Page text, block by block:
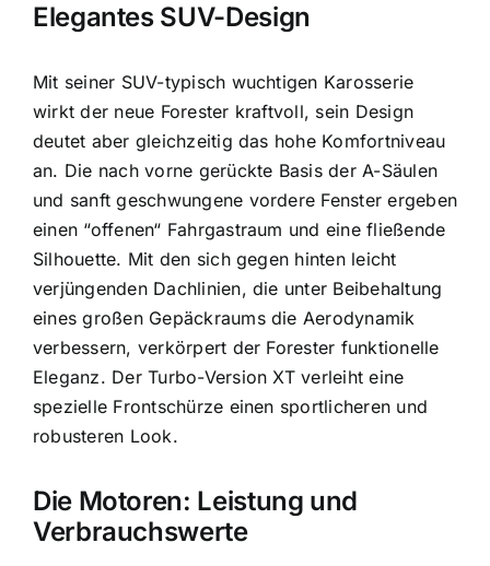
Elegantes SUV-Design
Mit seiner SUV-typisch wuchtigen Karosserie
wirkt der neue Forester kraftvoll, sein Design
deutet aber gleichzeitig das hohe Komfortniveau
an. Die nach vorne gerückte Basis der A-Säulen
und sanft geschwungene vordere Fenster ergeben
einen “offenen“ Fahrgastraum und eine fließende
Silhouette. Mit den sich gegen hinten leicht
verjüngenden Dachlinien, die unter Beibehaltung
eines großen Gepäckraums die Aerodynamik
verbessern, verkörpert der Forester funktionelle
Eleganz. Der Turbo-Version XT verleiht eine
spezielle Frontschürze einen sportlicheren und
robusteren Look.
Die Motoren: Leistung und
Verbrauchswerte